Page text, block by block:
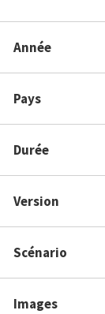
Année
Pays
Durée
Version
Scénario
Images